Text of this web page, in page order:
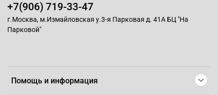
Помощь и информация
+7(906) 719-33-47
г.Москва, м.Измайловская у.3-я Парковая д. 41А БЦ "На
Парковой"